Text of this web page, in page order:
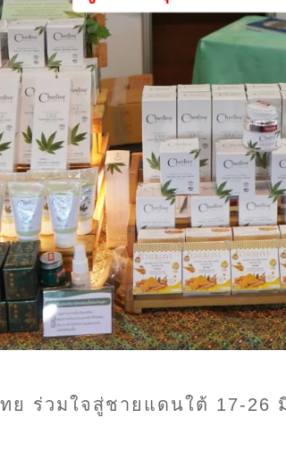
ย ร่วมใจสู่ชายแดนใต้ 17-26